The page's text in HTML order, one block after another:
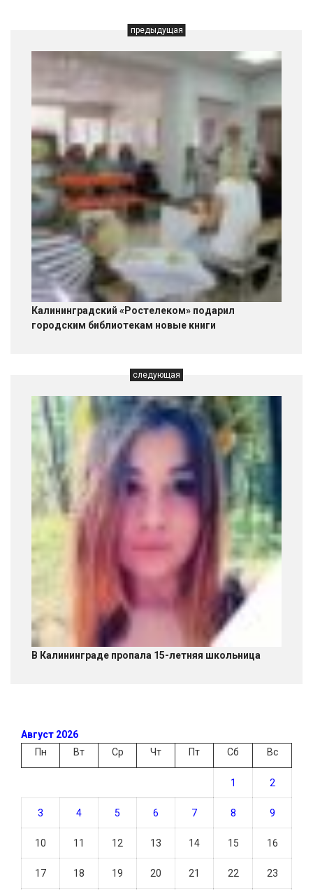
предыдущая
Калининградский «Ростелеком» подарил
городским библиотекам новые книги
следующая
В Калининграде пропала 15-летняя школьница
Август 2026
Пн
Вт Ср Чт Пт Сб Вс
1 2
3 4 5 6 7 8 9
10 11 12 13 14 15 16
17 18 19 20 21 22 23